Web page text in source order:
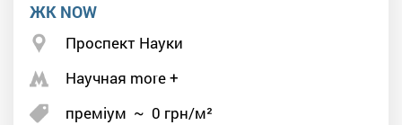
ЖК NOW
Проспект Науки
Научная more +
преміум ~ 0 грн/м²